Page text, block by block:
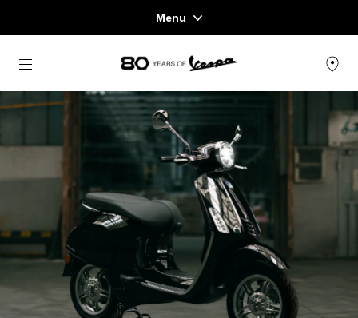
Menu
Home
FAHRZEUGAUSWAHL
KLEIDUNG & LIFESTYLE
EXPERIENCES
CONCEPT STORE
zurück zum Hauptinhalt